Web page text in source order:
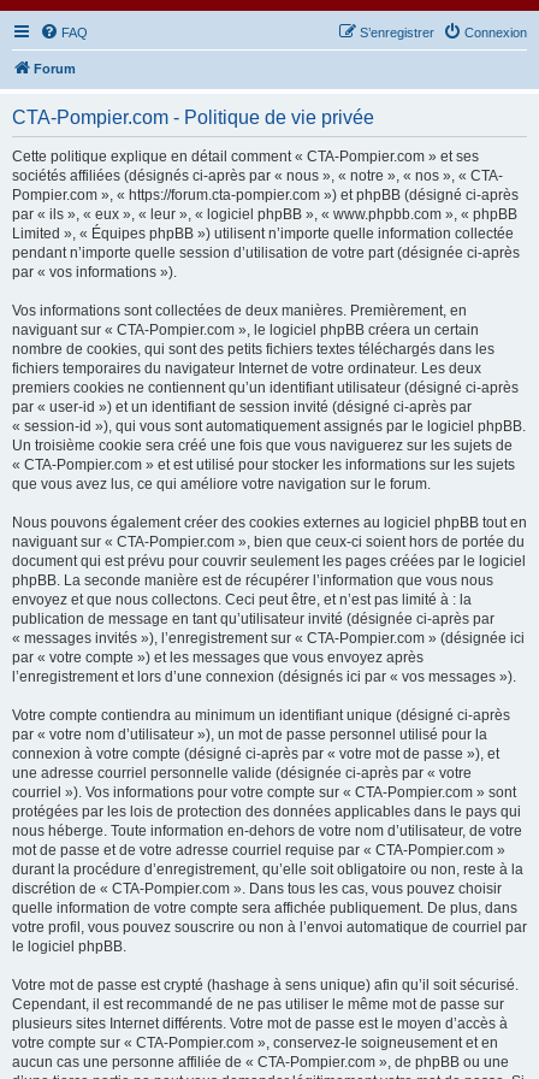
FAQ Connexion
S’enregistrer
Forum
CTA-Pompier.com - Politique de vie privée
Cette politique explique en détail comment « CTA-Pompier.com » et ses
sociétés affiliées (désignés ci-après par « nous », « notre », « nos », « CTA-
Pompier.com », « https://forum.cta-pompier.com ») et phpBB (désigné ci-après
par « ils », « eux », « leur », « logiciel phpBB », « www.phpbb.com », « phpBB
Limited », « Équipes phpBB ») utilisent n’importe quelle information collectée
pendant n’importe quelle session d’utilisation de votre part (désignée ci-après
par « vos informations »).
Vos informations sont collectées de deux manières. Premièrement, en
naviguant sur « CTA-Pompier.com », le logiciel phpBB créera un certain
nombre de cookies, qui sont des petits fichiers textes téléchargés dans les
fichiers temporaires du navigateur Internet de votre ordinateur. Les deux
premiers cookies ne contiennent qu’un identifiant utilisateur (désigné ci-après
par « user-id ») et un identifiant de session invité (désigné ci-après par
« session-id »), qui vous sont automatiquement assignés par le logiciel phpBB.
Un troisième cookie sera créé une fois que vous naviguerez sur les sujets de
« CTA-Pompier.com » et est utilisé pour stocker les informations sur les sujets
que vous avez lus, ce qui améliore votre navigation sur le forum.
Nous pouvons également créer des cookies externes au logiciel phpBB tout en
naviguant sur « CTA-Pompier.com », bien que ceux-ci soient hors de portée du
document qui est prévu pour couvrir seulement les pages créées par le logiciel
phpBB. La seconde manière est de récupérer l’information que vous nous
envoyez et que nous collectons. Ceci peut être, et n’est pas limité à : la
publication de message en tant qu’utilisateur invité (désignée ci-après par
« messages invités »), l’enregistrement sur « CTA-Pompier.com » (désignée ici
par « votre compte ») et les messages que vous envoyez après
l’enregistrement et lors d’une connexion (désignés ici par « vos messages »).
Votre compte contiendra au minimum un identifiant unique (désigné ci-après
par « votre nom d’utilisateur »), un mot de passe personnel utilisé pour la
connexion à votre compte (désigné ci-après par « votre mot de passe »), et
une adresse courriel personnelle valide (désignée ci-après par « votre
courriel »). Vos informations pour votre compte sur « CTA-Pompier.com » sont
protégées par les lois de protection des données applicables dans le pays qui
nous héberge. Toute information en-dehors de votre nom d’utilisateur, de votre
mot de passe et de votre adresse courriel requise par « CTA-Pompier.com »
durant la procédure d’enregistrement, qu’elle soit obligatoire ou non, reste à la
discrétion de « CTA-Pompier.com ». Dans tous les cas, vous pouvez choisir
quelle information de votre compte sera affichée publiquement. De plus, dans
votre profil, vous pouvez souscrire ou non à l’envoi automatique de courriel par
le logiciel phpBB.
Votre mot de passe est crypté (hashage à sens unique) afin qu’il soit sécurisé.
Cependant, il est recommandé de ne pas utiliser le même mot de passe sur
plusieurs sites Internet différents. Votre mot de passe est le moyen d’accès à
votre compte sur « CTA-Pompier.com », conservez-le soigneusement et en
aucun cas une personne affiliée de « CTA-Pompier.com », de phpBB ou une